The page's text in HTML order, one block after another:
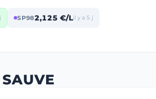
SP982,125 €/Lil y a 5 j